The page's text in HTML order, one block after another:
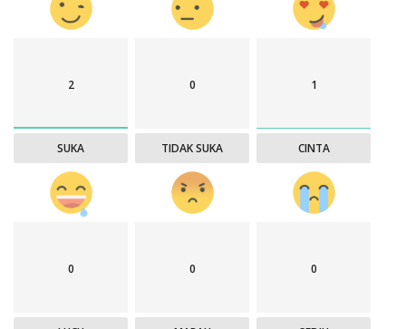
2
SUKA
0
TIDAK SUKA
1
CINTA
0 0 0